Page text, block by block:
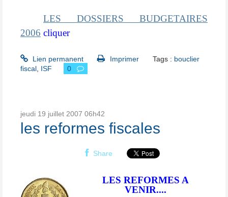
LES DOSSIERS BUDGETAIRES
2006 cliquer
Lien permanent Imprimer Tags : bouclier
fiscal ISF 0
jeudi 19 juillet 2007 06h42
les reformes fiscales
Share
LES REFORMES A
VENIR....